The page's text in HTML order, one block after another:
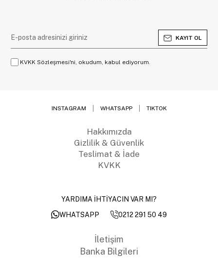
KAYIT OL
KVKK Sözleşmesi'ni, okudum, kabul ediyorum.
INSTAGRAM WHATSAPP TIKTOK
Hakkımızda
Gizlilik & Güvenlik
Teslimat & İade
KVKK
YARDIMA İHTİYACIN VAR MI?
WHATSAPP
0212 291 50 49
İletişim
Banka Bilgileri